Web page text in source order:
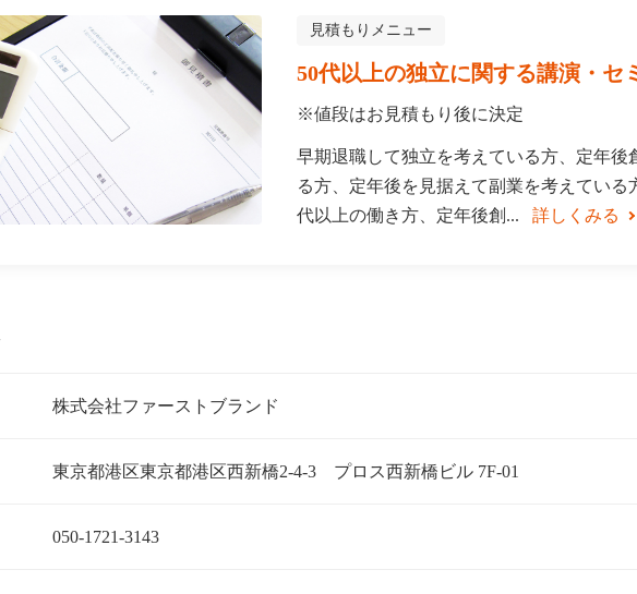
見積もりメニュー
50代以上の独立に関する講演・セ
※値段はお見積もり後に決定
早期退職して独立を考えている方、定年後
る方、定年後を見据えて副業を考えている
代以上の働き方、定年後創...
詳しくみる
株式会社ファーストブランド
東京都港区東京都港区西新橋2-4-3 プロス西新橋ビル 7F-01
050-1721-3143